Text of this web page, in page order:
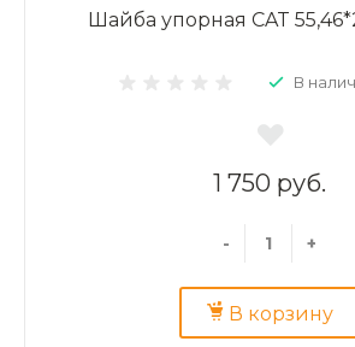
Шайба упорная CAT
В
1 750 руб.
- +
В корзину